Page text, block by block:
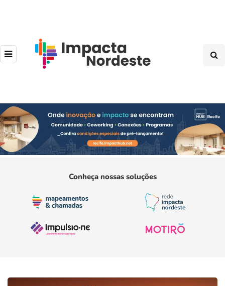
Conheça nossas soluções